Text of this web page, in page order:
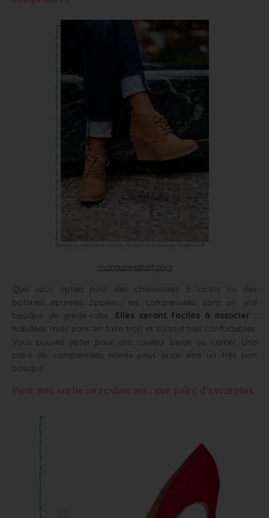
mangoandsalt.com
Que vous optiez pour des chaussures à lacets ou des
bottines épurées zippées, les compensées sont un vrai
basique de garde-robe. Elles seront faciles à associer :
habillées mais sans en faire trop et surtout très confortables.
Vous pouvez opter pour une couleur beige ou camel. Une
paire de compensées noires peut aussi être un très bon
basique.